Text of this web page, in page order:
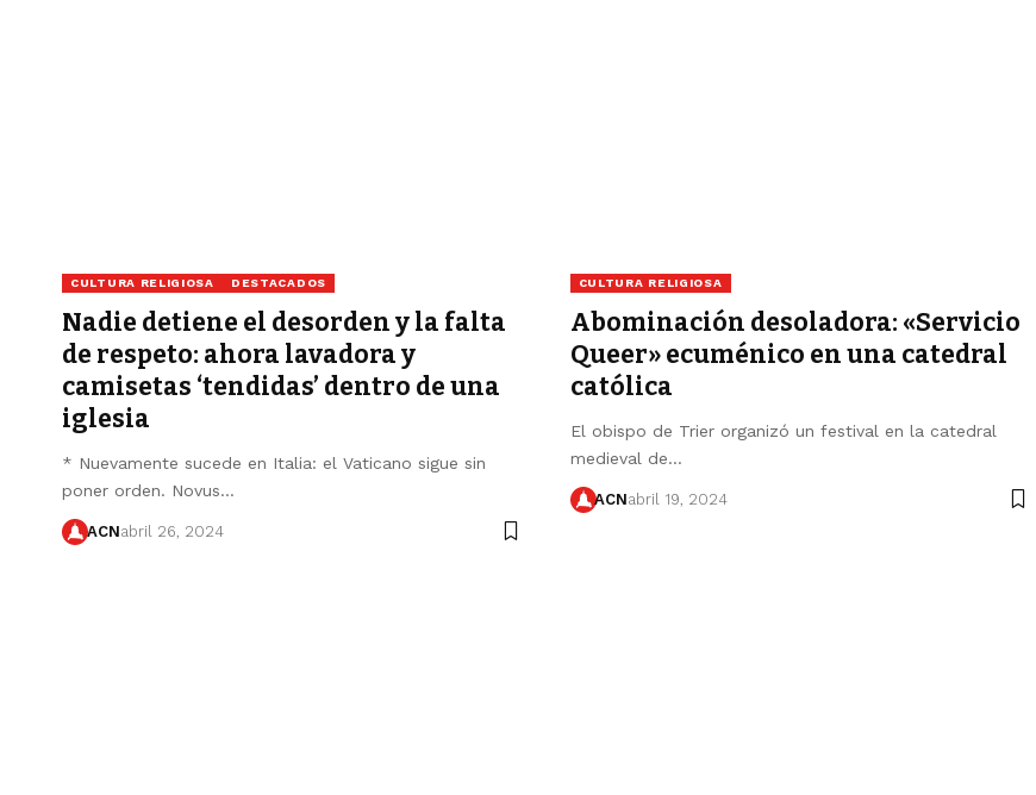
CULTURA RELIGIOSA DESTACADOS
Nadie detiene el desorden y la falta
de respeto: ahora lavadora y
camisetas ‘tendidas’ dentro de una
iglesia
* Nuevamente sucede en Italia: el Vaticano sigue sin
poner orden. Novus…
ACNabril 26, 2024
CULTURA RELIGIOSA
Abominación desoladora: «Servicio
Queer» ecuménico en una catedral
católica
El obispo de Trier organizó un festival en la catedral
medieval de…
ACNabril 19, 2024